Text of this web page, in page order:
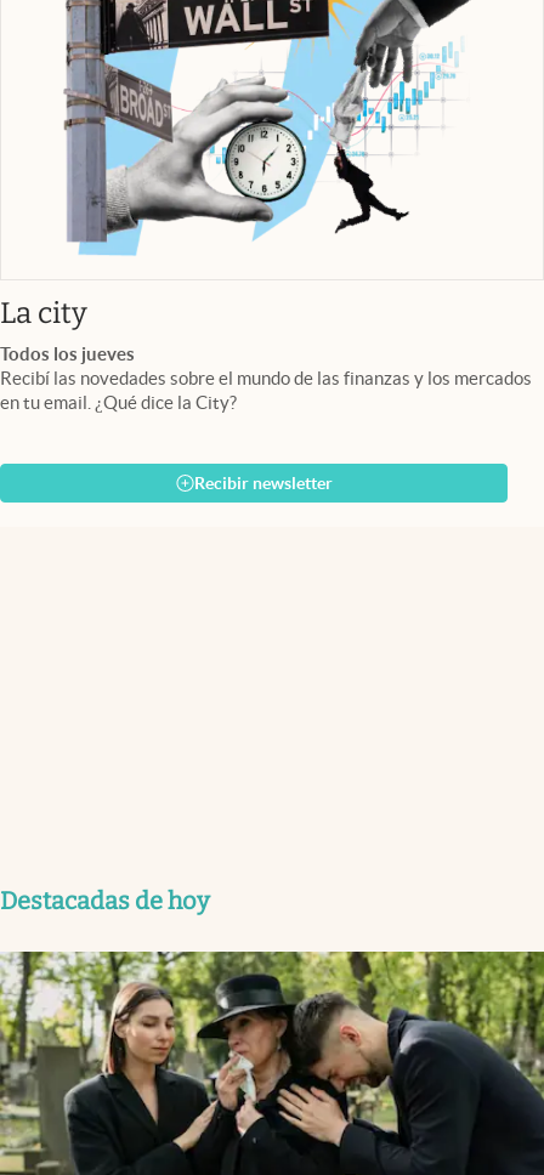
La cityabre en nueva pestaña
Todos los jueves
Recibí las novedades sobre el mundo de las finanzas y los mercados
en tu email. ¿Qué dice la City?
Recibir newsletter
Destacadas de hoy